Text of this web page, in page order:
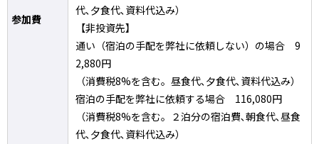
参加費
代､夕食代､資料代込み）
【非投資先】
通い（宿泊の手配を弊社に依頼しない）の場合 9
2,880円
（消費税8%を含む。昼食代､夕食代､資料代込み）
宿泊の手配を弊社に依頼する場合 116,080円
（消費税8%を含む。２泊分の宿泊費､朝食代､昼食
代､夕食代､資料代込み）